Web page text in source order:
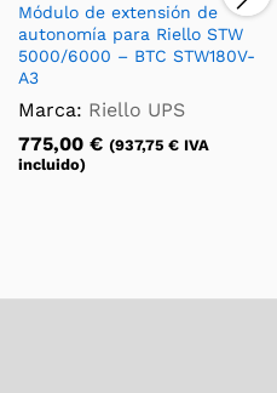
Módulo de extensión de
autonomía para Riello STW
5000/6000 – BTC STW180V-
A3
Marca: Riello UPS
775,00 € (937,75 € IVA
incluido)